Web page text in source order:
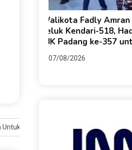
Sambut Tahun Baru
Walikota Fadly
Teluk Kendari-518,
HJK Padang ke-357
07/08/2026